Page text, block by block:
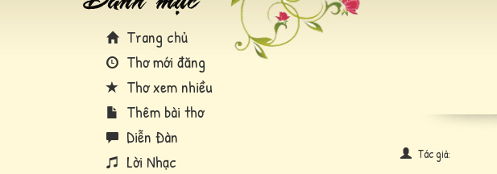
Trang chủ
Thơ mới đăng
Thơ xem nhiều
Thêm bài thơ
Diễn Đàn
Lời Nhạc
Tác giả: